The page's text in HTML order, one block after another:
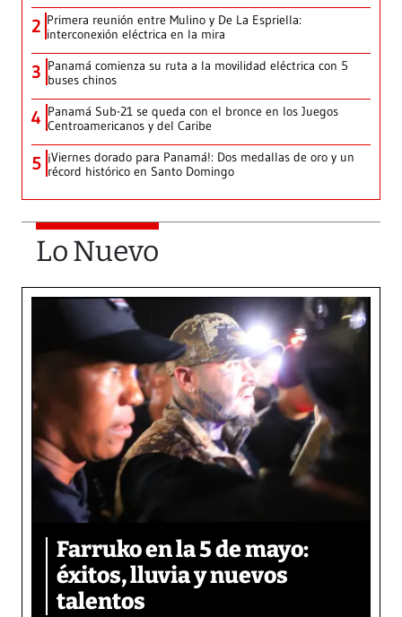
2 Primera reunión entre Mulino y De La Espriella:
interconexión eléctrica en la mira
3 Panamá comienza su ruta a la movilidad eléctrica con 5
buses chinos
4 Panamá Sub-21 se queda con el bronce en los Juegos
Centroamericanos y del Caribe
5 ¡Viernes dorado para Panamá!: Dos medallas de oro y un
récord histórico en Santo Domingo
Lo Nuevo
Farruko en la 5 de mayo:
éxitos, lluvia y nuevos
talentos